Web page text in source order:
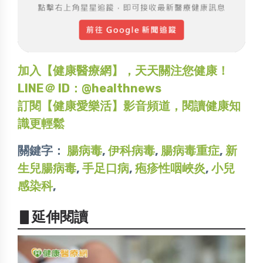
加入【健康醫療網】，天天關注您健康！
LINE＠ ID：@healthnews
訂閱【健康愛樂活】影音頻道，閱讀健康知
識更輕鬆
關鍵字： 腸病毒, 伊科病毒, 腸病毒重症, 新
生兒腸病毒, 手足口病, 疱疹性咽峽炎, 小兒
感染科,
▋延伸閱讀